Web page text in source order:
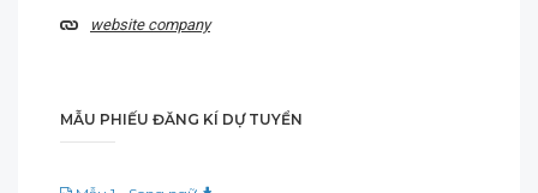
website company
MẪU PHIẾU ĐĂNG KÍ DỰ TUYỂN